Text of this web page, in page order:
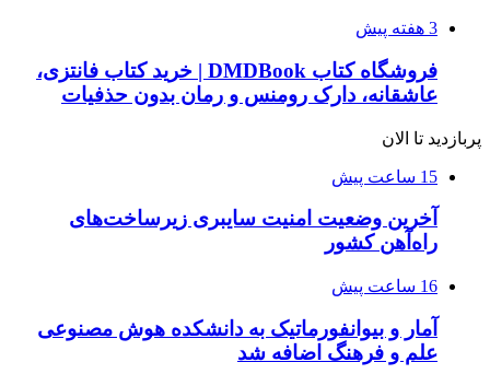
3 هفته پیش
فروشگاه کتاب DMDBook | خرید کتاب فانتزی،
عاشقانه، دارک رومنس و رمان بدون حذفیات
پربازدید تا الان
15 ساعت پیش
آخرین وضعیت امنیت سایبری زیرساخت‌های
راه‌آهن کشور
16 ساعت پیش
آمار و بیوانفورماتیک به دانشکده هوش مصنوعی
علم و فرهنگ اضافه شد